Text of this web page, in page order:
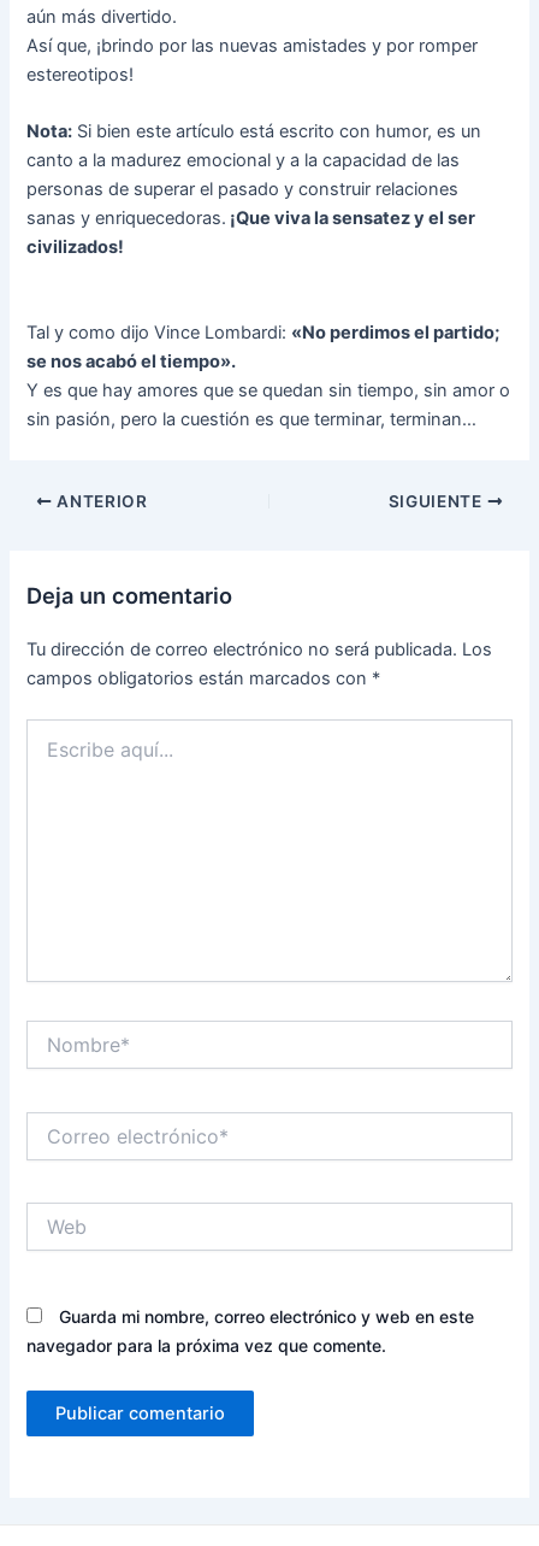
aún más divertido.
Así que, ¡brindo por las nuevas amistades y por romper
estereotipos!
Nota: Si bien este artículo está escrito con humor, es un
canto a la madurez emocional y a la capacidad de las
personas de superar el pasado y construir relaciones
sanas y enriquecedoras. ¡Que viva la sensatez y el ser
civilizados!
Tal y como dijo Vince Lombardi: «No perdimos el partido;
se nos acabó el tiempo».
Y es que hay amores que se quedan sin tiempo, sin amor o
sin pasión, pero la cuestión es que terminar, terminan…
ANTERIOR SIGUIENTE
Deja un comentario
Tu dirección de correo electrónico no será publicada. Los
campos obligatorios están marcados con *
aquí...
electrónico*
Guarda mi nombre, correo electrónico y web en este
navegador para la próxima vez que comente.